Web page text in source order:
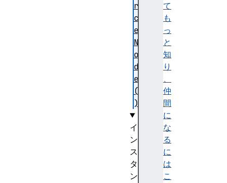
て
も
っ
と
知
り
、
仲
間
に
な
る
に
は
こ
r
c
e
N
o
d
e
(
)
イ
ン
ス
タ
ン